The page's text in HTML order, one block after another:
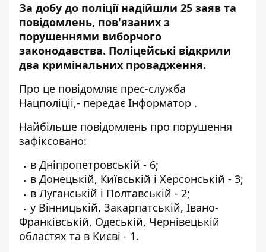
За добу до поліції надійшли 25 заяв та
повідомлень, пов'язаних з
порушеннями виборчого
законодавства. Поліцейські відкрили
два кримінальних провадження.
Про це повідомляє прес-служба
Нацполіціі,- передає Інформатор .
Найбільше повідомлень про порушення
зафіксовано:
в Дніпропетровській - 6;
в Донецькій, Київській і Херсонській - 3;
в Луганській і Полтавській - 2;
у Вінницькій, Закарпатській, Івано-
Франківській, Одеській, Чернівецькій
областях та в Києві - 1.